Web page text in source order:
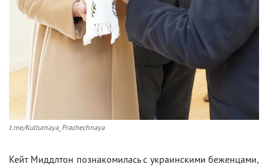
t.me/Kulturnaya_Prachechnaya
Кейт Миддлтон познакомилась с украинскими беженцами,